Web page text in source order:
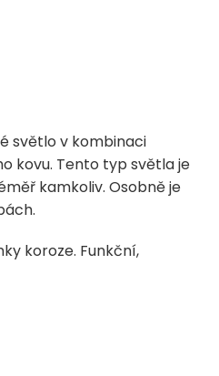
světlo v kombinaci
kovu. Tento typ světla je
kamkoliv. Osobně je
koroze. Funkční,